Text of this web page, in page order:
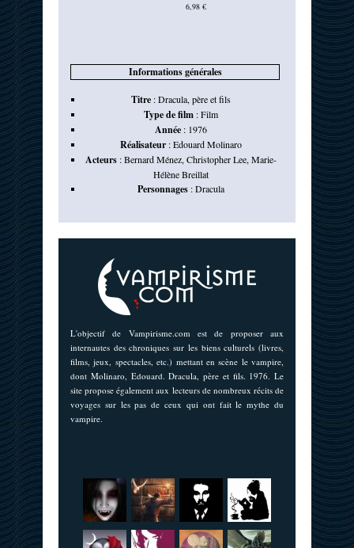
6,98 €
Informations générales
Titre :Dracula, père et fils
Type de film :Film
Année : 1976
Réalisateur :Edouard Molinaro
Acteurs :Bernard Ménez,Christopher Lee,Marie-
Hélène Breillat
Personnages :Dracula
L'objectif de Vampirisme.com est de proposer aux
internautes des chroniques sur les biens culturels (livres,
films, jeux, spectacles, etc.) mettant en scène le vampire,
dont Molinaro, Edouard. Dracula, père et fils. 1976. Le
site propose également aux lecteurs de nombreux récits de
voyages sur les pas de ceux qui ont fait le mythe du
vampire.